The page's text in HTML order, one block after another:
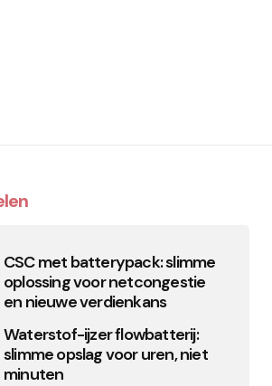
CSC met batterypack: slimme
oplossing voor netcongestie
en nieuwe verdienkans
Waterstof-ijzer flowbatterij:
slimme opslag voor uren, niet
minuten